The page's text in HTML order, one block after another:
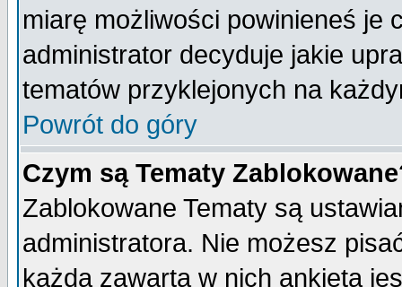
miarę możliwości powinieneś je
administrator decyduje jakie
tematów przyklejonych na
Powrót do góry
Czym są Tematy
Zablokowane Tematy są
administratora. Nie możesz
każda zawarta w nich ankieta